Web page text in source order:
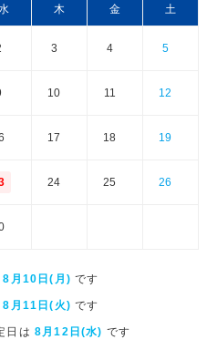
木 金 土
3 4 5
10 11 12
17 18 19
24 25 26
8月10日(月)です
8月11日(火)です
日は 8月12日(水) です